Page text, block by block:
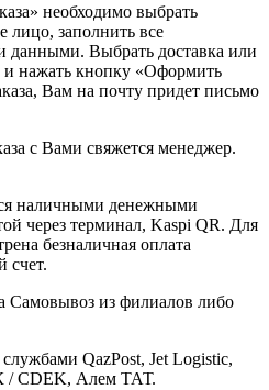
необходимо выбрать
лицо, заполнить все
данными. Выбрать доставка или
и нажать кнопку «Оформить
Вам на почту придет письмо
с Вами свяжется менеджер.
наличными денежными
через терминал, Kaspi QR. Для
безналичная оплата
счет.
Самовывоз из филиалов либо
QazPost, Jet Logistic,
/ CDEK, Алем ТАТ.